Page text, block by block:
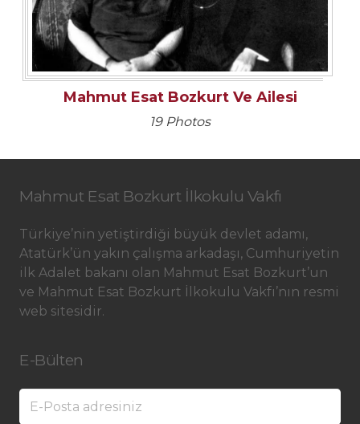
Mahmut Esat Bozkurt Ve Ailesi
19 Photos
Mahmut Esat Bozkurt İlkokulu Vakfı
Türkiye’nin yetiştirdiği büyük devlet adamı,
Atatürk’ün yakın çalışma arkadaşı, Cumhuriyetin
ilk Adalet bakanı olan Mahmut Esat Bozkurt’un
ve Mahmut Esat Bozkurt İlkokulu Vakfı’nın resmi
web sitesidir.
E-Bülten